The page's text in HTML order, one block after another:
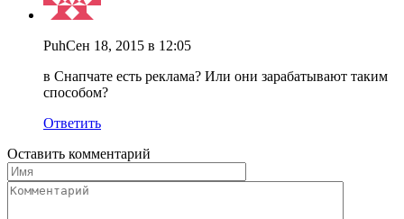
PuhСен 18, 2015 в 12:05
в Снапчате есть реклама? Или они зарабатывают таким
способом?
Ответить
Оставить комментарий